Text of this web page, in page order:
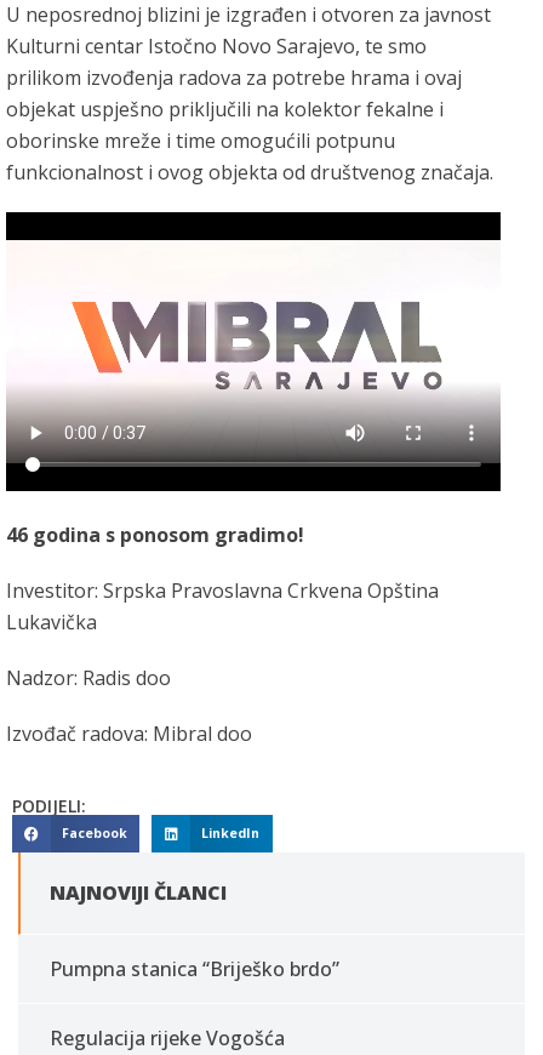
U neposrednoj blizini je izgrađen i otvoren za javnost
Kulturni centar Istočno Novo Sarajevo, te smo
prilikom izvođenja radova za potrebe hrama i ovaj
objekat uspješno priključili na kolektor fekalne i
oborinske mreže i time omogućili potpunu
funkcionalnost i ovog objekta od društvenog značaja.
46 godina s ponosom gradimo!
Investitor: Srpska Pravoslavna Crkvena Opština
Lukavička
Nadzor: Radis doo
Izvođač radova: Mibral doo
PODIJELI:
Facebook LinkedIn
NAJNOVIJI ČLANCI
Pumpna stanica “Briješko brdo”
Regulacija rijeke Vogošća